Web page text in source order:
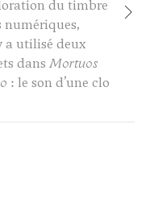
du timbre
numériques,
a utilisé deux
dans Mortuos
: le son d’une clo